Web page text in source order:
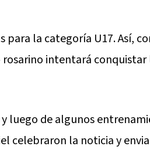
para la categoría U17. Así,
rosarino intentará conquistar
luego de algunos
celebraron la noticia y